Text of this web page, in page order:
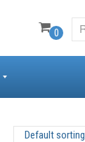
0
Default sorting